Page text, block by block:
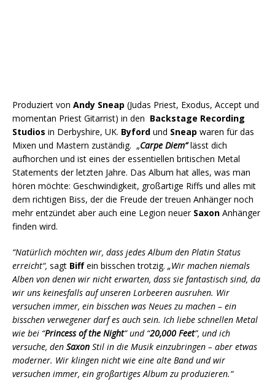
Produziert von Andy Sneap (Judas Priest, Exodus, Accept und
momentan Priest Gitarrist) in den Backstage Recording
Studios in Derbyshire, UK. Byford und Sneap waren für das
Mixen und Mastern zuständig. „Carpe Diem“lässt dich
aufhorchen und ist eines der essentiellen britischen Metal
Statements der letzten Jahre. Das Album hat alles, was man
hören möchte: Geschwindigkeit, großartige Riffs und alles mit
dem richtigen Biss, der die Freude der treuen Anhänger noch
mehr entzündet aber auch eine Legion neuer Saxon Anhänger
finden wird.
“Natürlich möchten wir, dass jedes Album den Platin Status
erreicht“, sagt Biffein bisschen trotzig. „Wir machen niemals
Alben von denen wir nicht erwarten, dass sie fantastisch sind, da
wir uns keinesfalls auf unseren Lorbeeren ausruhen. Wir
versuchen immer, ein bisschen was Neues zu machen – ein
bisschen verwegener darf es auch sein. Ich liebe schnellen Metal
wie bei “Princess of the Night” und “20,000 Feet”, und ich
versuche, den Saxon Stil in die Musik einzubringen – aber etwas
moderner. Wir klingen nicht wie eine alte Band und wir
versuchen immer, ein großartiges Album zu produzieren.“